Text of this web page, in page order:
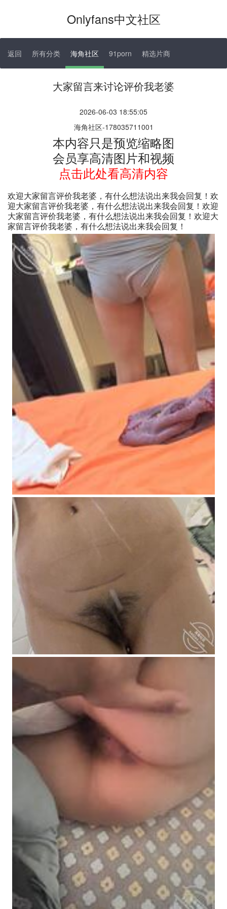
Onlyfans中文社区
返回 所有分类 海角社区 91porn 精选片商
大家留言来讨论评价我老婆
2026-06-03 18:55:05
海角社区-178035711001
本内容只是预览缩略图
会员享高清图片和视频
点击此处看高清内容
欢迎大家留言评价我老婆，有什么想法说出来我会回复！欢
迎大家留言评价我老婆，有什么想法说出来我会回复！欢迎
大家留言评价我老婆，有什么想法说出来我会回复！欢迎大
家留言评价我老婆，有什么想法说出来我会回复！